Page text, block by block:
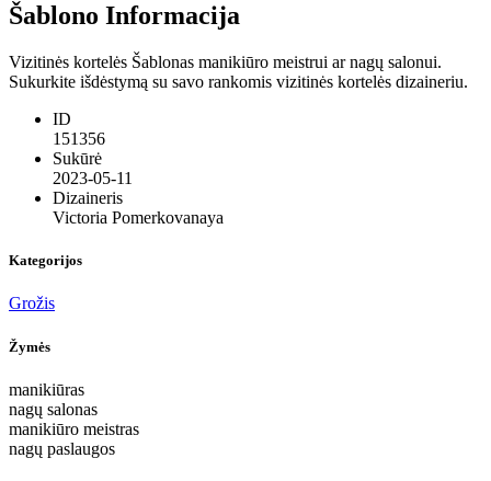
Šablono Informacija
Vizitinės kortelės Šablonas manikiūro meistrui ar nagų salonui.
Sukurkite išdėstymą su savo rankomis vizitinės kortelės dizaineriu.
ID
151356
Sukūrė
2023-05-11
Dizaineris
Victoria Pomerkovanaya
Kategorijos
Grožis
Žymės
manikiūras
nagų salonas
manikiūro meistras
nagų paslaugos